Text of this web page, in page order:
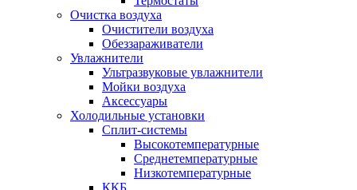
Очистка воздуха
Очистители воздуха
Обеззараживатели
Увлажнители
Ультразвуковые увлажнители
Мойки воздуха
Аксессуары
Холодильные установки
Сплит-системы
Высокотемпературные
Среднетемпературные
Низкотемпературные
ККБ